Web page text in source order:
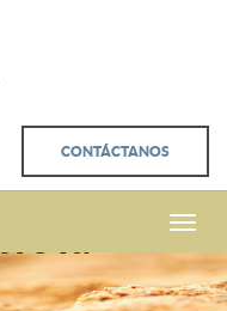
CONTÁCTANOS
Toggle